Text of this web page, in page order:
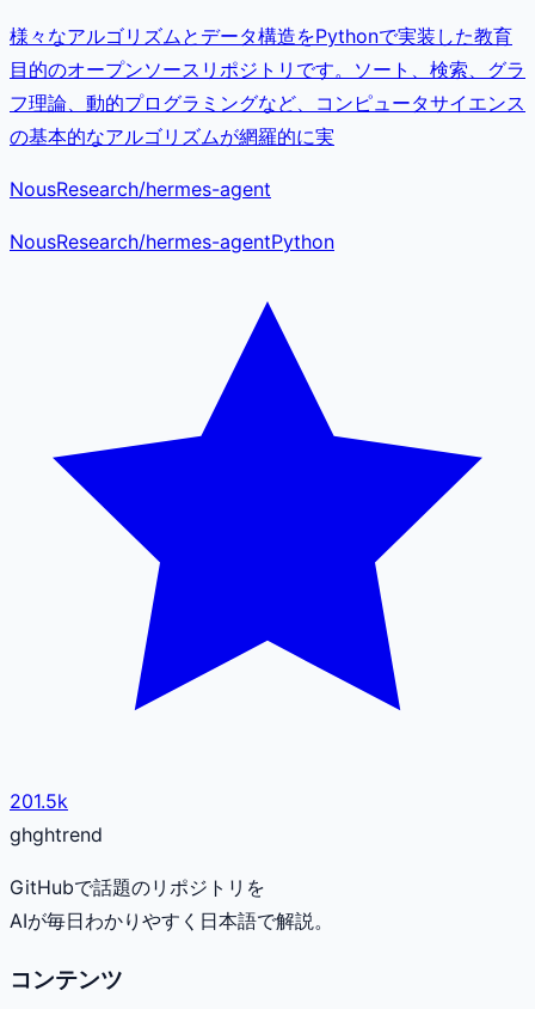
様々なアルゴリズムとデータ構造をPythonで実装した教育
目的のオープンソースリポジトリです。ソート、検索、グラ
フ理論、動的プログラミングなど、コンピュータサイエンス
の基本的なアルゴリズムが網羅的に実
NousResearch/hermes-agent
NousResearch/hermes-agentPython
201.5k
ghghtrend
GitHubで話題のリポジトリを
AIが毎日わかりやすく日本語で解説。
コンテンツ